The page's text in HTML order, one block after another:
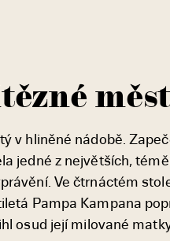
v hliněné nádobě.
jedné z největších,
Ve čtrnáctém
Pampa Kampana
osud její milované